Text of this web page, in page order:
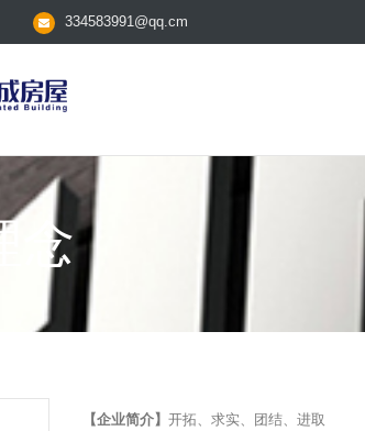
334583991@qq.cm
念
【企业简介】 开拓、求实、团结、进取